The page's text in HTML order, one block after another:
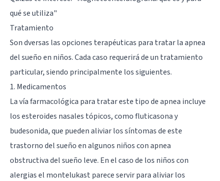
qué se utiliza"
Tratamiento
Son dversas las opciones terapéuticas para tratar la apnea
del sueño en niños. Cada caso requerirá de un tratamiento
particular, siendo principalmente los siguientes.
1. Medicamentos
La vía farmacológica para tratar este tipo de apnea incluye
los esteroides nasales tópicos, como fluticasona y
budesonida, que pueden aliviar los síntomas de este
trastorno del sueño en algunos niños con apnea
obstructiva del sueño leve. En el caso de los niños con
alergias el montelukast parece servir para aliviar los